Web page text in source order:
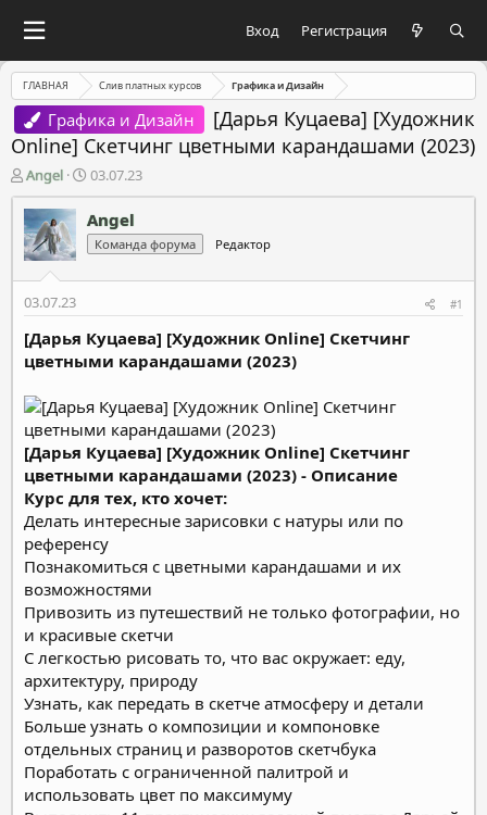
Вход Регистрация
ГЛАВНАЯ Слив платных курсов Графика и Дизайн
Графика и Дизайн
[Дарья Куцаева] [Художник
Online] Скетчинг цветными карандашами (2023)
А
в
т
о
р
м
ы
Angel
Д
а
т
а
н
а
л
а
03.07.23
Angel
Команда форума Редактор
03.07.23 #1
[Дарья Куцаева] [Художник Online] Скетчинг
цветными карандашами (2023)
[Дарья Куцаева] [Художник Online] Скетчинг
цветными карандашами (2023) - Описание
Курс для тех, кто хочет:
Делать интересные зарисовки с натуры или по
референсу
Познакомиться с цветными карандашами и их
возможностями
Привозить из путешествий не только фотографии, но
и красивые скетчи
С легкостью рисовать то, что вас окружает: еду,
архитектуру, природу
Узнать, как передать в скетче атмосферу и детали
Больше узнать о композиции и компоновке
отдельных страниц и разворотов скетчбука
Поработать с ограниченной палитрой и
использовать цвет по максимуму